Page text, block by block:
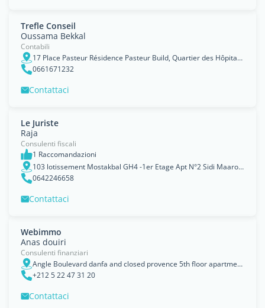
Trefle Conseil
Oussama Bekkal
Contabili
17 Place Pasteur Résidence Pasteur Build, Quartier des Hôpitaux Apt 4 - Casablanca
0661671232
Contattaci
Le Juriste
Raja
Consulenti fiscali
1 Raccomandazioni
103 lotissement Mostakbal GH4 -1er Etage Apt N°2 Sidi Maarouf, Casablanca
0642246658
Contattaci
Webimmo
Anas douiri
Consulenti finanziari
Angle Boulevard danfa and closed provence 5th floor apartment 5D, Casablanca
+212 5 22 47 31 20
Contattaci